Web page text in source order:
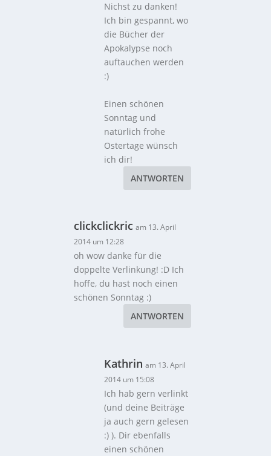
Nichst zu danken!
Ich bin gespannt, wo
die Bücher der
Apokalypse noch
auftauchen werden
:)
Einen schönen
Sonntag und
natürlich frohe
Ostertage wünsch
ich dir!
ANTWORTEN
clickclickric am 13. April
2014 um 12:28
oh wow danke für die
doppelte Verlinkung! :D Ich
hoffe, du hast noch einen
schönen Sonntag :)
ANTWORTEN
Kathrin am 13. April
2014 um 15:08
Ich hab gern verlinkt
(und deine Beiträge
ja auch gern gelesen
:) ). Dir ebenfalls
einen schönen